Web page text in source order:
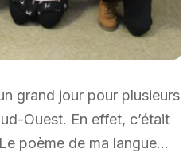
grand jour pour plusieurs
Ouest. En effet, c’était
poème de ma langue…